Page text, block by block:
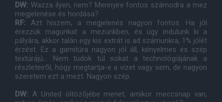
DW: Wazza ilyen, nem? Mennyire fontos számodra a mez
megjelenése és hordása?
RF: Azt hiszem, a megjelenés nagyon fontos. Ha jól
érezzük magunkat a mezünkben, és úgy indulunk ki a
pályára, akkor talán egy kis extrát is ad számunkra, 1% jólét
érzést. Ez a garnitúra nagyon jól áll, kényelmes és szép
textúrájú... Nem tudok túl sokat a technológiájának a
részleteirõl, hogy megtartja-e a vizet vagy sem, de nagyon
szeretem ezt a mezt. Nagyon szép.
DW: A United öltözõjébe menet, amikor meccsnap van,